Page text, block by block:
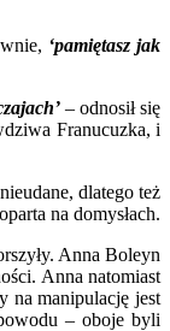
‘pamiętasz jak
– odnosił się
Franucuzka, i
dlatego też
na domysłach.
Anna Boleyn
Anna natomiast
na manipulację jest
– oboje byli